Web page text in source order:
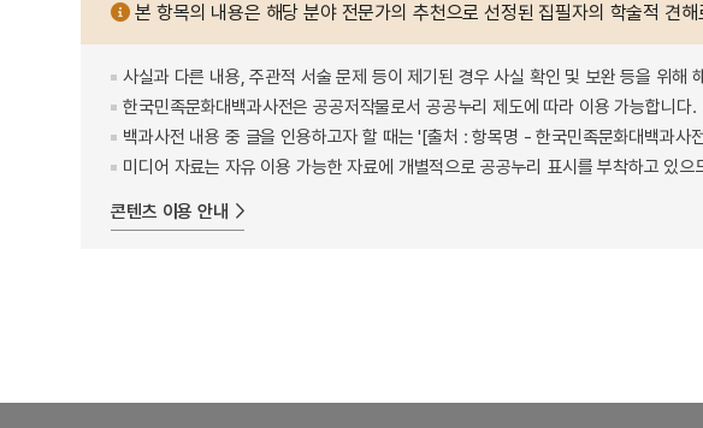
본 항목의 내용은 해당 분야 전문가의 추천으로 선정된 집필자의 학술적 견
사실과 다른 내용, 주관적 서술 문제 등이 제기된 경우 사실 확인 및 보완 등을 위해
한국민족문화대백과사전은 공공저작물로서 공공누리 제도에 따라 이용 가능합니다.
백과사전 내용 중 글을 인용하고자 할 때는 '[출처 : 항목명 - 한국민족문화대백과사
미디어 자료는 자유 이용 가능한 자료에 개별적으로 공공누리 표시를 부착하고 있
콘텐츠 이용 안내